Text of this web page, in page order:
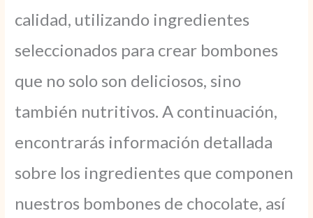
calidad, utilizando ingredientes
seleccionados para crear bombones
que no solo son deliciosos, sino
también nutritivos. A continuación,
encontrarás información detallada
sobre los ingredientes que componen
nuestros bombones de chocolate, así